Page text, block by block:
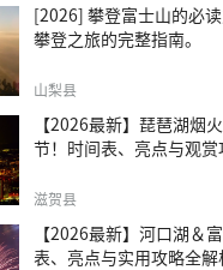
[2026] 攀登富士山的必
攀登之旅的完整指南。
山梨县
【2026最新】琵琶湖烟
节！时间表、亮点与观
滋贺县
【2026最新】河口湖＆
表、亮点与实用攻略全解